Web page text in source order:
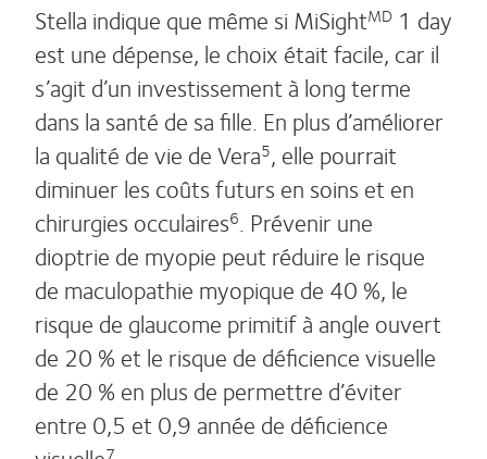
Stella indique que même si MiSightMD 1 day
est une dépense, le choix était facile, car il
s’agit d’un investissement à long terme
dans la santé de sa fille. En plus d’améliorer
la qualité de vie de Vera5, elle pourrait
diminuer les coûts futurs en soins et en
chirurgies occulaires6. Prévenir une
dioptrie de myopie peut réduire le risque
de maculopathie myopique de 40 %, le
risque de glaucome primitif à angle ouvert
de 20 % et le risque de déficience visuelle
de 20 % en plus de permettre d’éviter
entre 0,5 et 0,9 année de déficience
7